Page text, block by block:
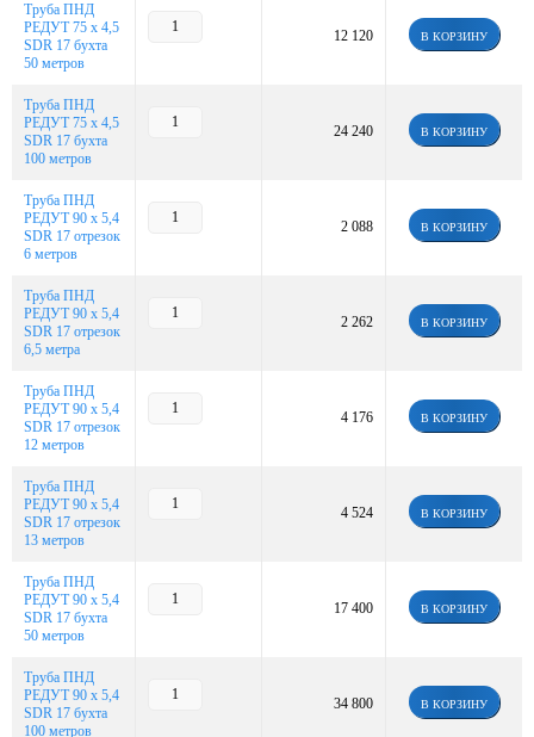
Труба ПНД
РЕДУТ 75 х 4,5
SDR 17 бухта
50 метров
12 120 В КОРЗИНУ
Труба ПНД
РЕДУТ 75 х 4,5
SDR 17 бухта
100 метров
24 240 В КОРЗИНУ
Труба ПНД
РЕДУТ 90 х 5,4
SDR 17 отрезок
6 метров
2 088 В КОРЗИНУ
Труба ПНД
РЕДУТ 90 х 5,4
SDR 17 отрезок
6,5 метра
2 262 В КОРЗИНУ
Труба ПНД
РЕДУТ 90 х 5,4
SDR 17 отрезок
12 метров
4 176 В КОРЗИНУ
Труба ПНД
РЕДУТ 90 х 5,4
SDR 17 отрезок
13 метров
4 524 В КОРЗИНУ
Труба ПНД
РЕДУТ 90 х 5,4
SDR 17 бухта
50 метров
17 400 В КОРЗИНУ
Труба ПНД
РЕДУТ 90 х 5,4
SDR 17 бухта
100 метров
34 800 В КОРЗИНУ